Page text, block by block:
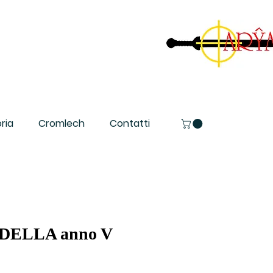
Cromlech Contatti
anno V